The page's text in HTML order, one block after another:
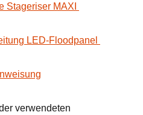
Stageriser MAXI
LED-Floodpanel
verwendeten